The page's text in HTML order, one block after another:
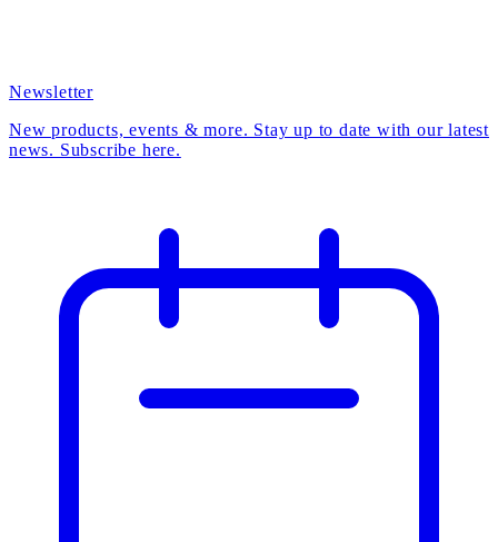
Newsletter
New products, events & more. Stay up to date with our latest
news. Subscribe here.